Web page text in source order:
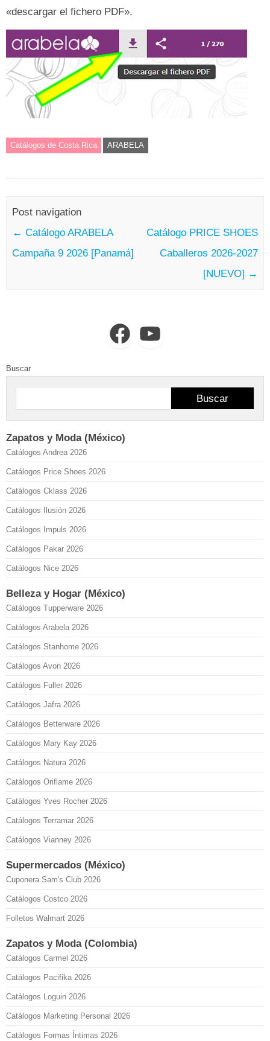
«descargar el fichero PDF».
Catálogos de Costa Rica ARABELA
Post navigation
← Catálogo ARABELA
Campaña 9 2026 [Panamá]
Catálogo PRICE SHOES
Caballeros 2026-2027
[NUEVO] →
FacebookYouTube
Buscar
Buscar
Zapatos y Moda (México)
Catálogos Andrea 2026
Catálogos Price Shoes 2026
Catálogos Cklass 2026
Catálogos Ilusión 2026
Catálogos Impuls 2026
Catálogos Pakar 2026
Catálogos Nice 2026
Belleza y Hogar (México)
Catálogos Tupperware 2026
Catálogos Arabela 2026
Catálogos Stanhome 2026
Catálogos Avon 2026
Catálogos Fuller 2026
Catálogos Jafra 2026
Catálogos Betterware 2026
Catálogos Mary Kay 2026
Catálogos Natura 2026
Catálogos Oriflame 2026
Catálogos Yves Rocher 2026
Catálogos Terramar 2026
Catálogos Vianney 2026
Supermercados (México)
Cuponera Sam's Club 2026
Catálogos Costco 2026
Folletos Walmart 2026
Zapatos y Moda (Colombia)
Catálogos Carmel 2026
Catálogos Pacifika 2026
Catálogos Loguin 2026
Catálogos Marketing Personal 2026
Catálogos Formas Íntimas 2026